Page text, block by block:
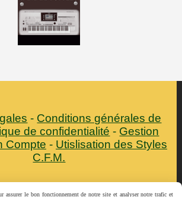
Conditions générales de
de confidentialité
Gestion
Compte
Utislisation des Styles
C.F.M.
est désactivé. Autoriser
assurer le bon fonctionnement de notre site et analyser notre trafic et